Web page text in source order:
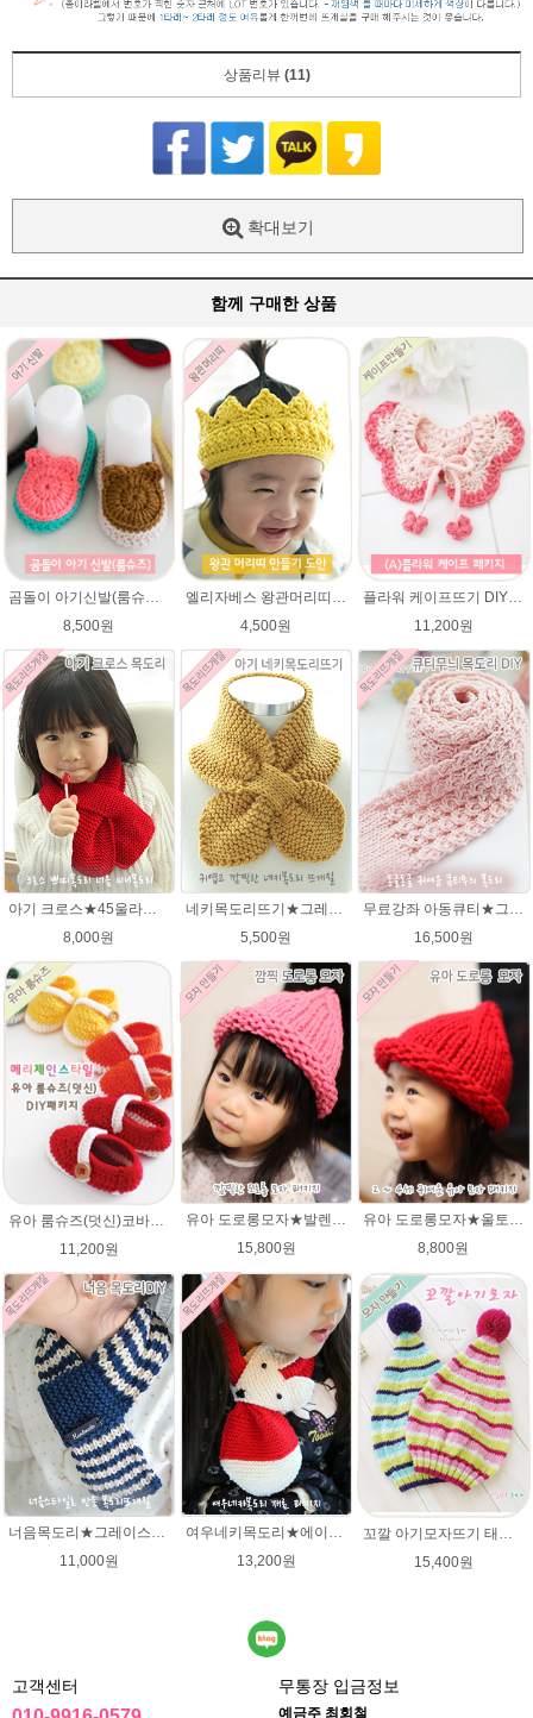
상품리뷰 (11)
확대보기
함께 구매한 상품
곰돌이 아기신발(룸슈즈)★45울라인 뜨개실 코바늘뜨기 태교뜨개질 손뜨개
8,500원
엘리자베스 왕관머리띠★45울라인 태교뜨개질 손뜨개
4,500원
플라워 케이프뜨기 DIY패키지 ★에이미울 뜨개실2타래+무료도안) / 손뜨개케이프 / 베이비 케이프 / 아기 케이프
11,200원
아기 크로스★45울라인 목도리뜨기 쁘띠목도리 너음 미니목도리
8,000원
네키목도리뜨기★그레이스메리노울 미니목도리뜨기
5,500원
무료강좌 아동큐티★그레이스메리노울 뜨개실 유아목도리뜨기 뜨개질
16,500원
유아 룸슈즈(덧신)코바늘뜨기 태교 취미뜨개질 뜨게질 에이미울 뜨개실
11,200원
유아 도로롱모자★발렌타인울 루피망고스타일 모자뜨개질
15,800원
유아 도로롱모자★울토탈 뜨개실 모자뜨기 뜨개질
8,800원
너음목도리★그레이스메리노울 뜨개실 목도리뜨기 뜨개질
11,000원
여우네키목도리★에이미울DIY 재료 패키지/유아목도리뜨기/아기목도리뜨개질/부드러운 베이비뜨개실로 제작 된 태교 손뜨개
13,200원
꼬깔 아기모자뜨기 태교뜨개질 유아모자뜨기 패키지
15,400원
고객센터 무통장 입금정보
예금주 최회철